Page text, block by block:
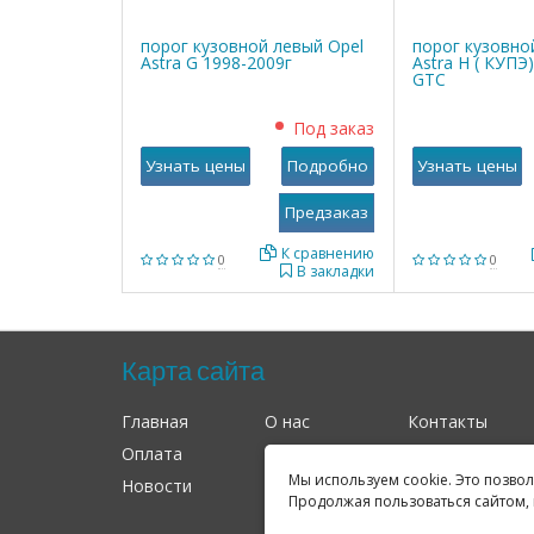
Мы используем cookie. Это
Продолжая пользоваться
порог кузовной левый Opel
Astra G 1998-2009г
0
Под заказ
В закладки
К сравнению
Узнать цены Подробно
порог
Astra Н (
GTC
0
Узнать цены
Карта сайта
Главная О нас
Контакты
Оплата
Доставка
Новости
Оферта Соглашение